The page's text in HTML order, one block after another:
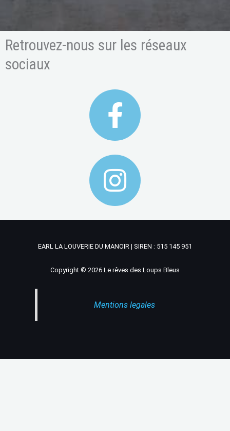
Retrouvez-nous sur les réseaux
sociaux
EARL LA LOUVERIE DU MANOIR | SIREN : 515 145 951
Copyright © 2026 Le rêves des Loups Bleus
Mentions legales